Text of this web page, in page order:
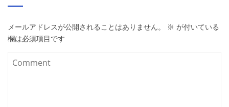
メールアドレスが公開されることはありません。 ※ が付いている
欄は必須項目です